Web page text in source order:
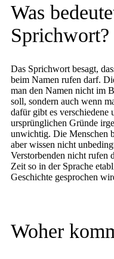
Was
Sprichwort?
Das Sprichwort besagt,
beim Namen rufen darf.
man den Namen nicht im
soll, sondern auch wenn
dafür gibt es verschiedene
ursprünglichen Gründe
unwichtig. Die Menschen
aber wissen nicht
Verstorbenden nicht rufen
Zeit so in der Sprache
Geschichte gesprochen
Woher